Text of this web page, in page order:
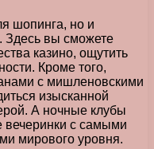
шопинга, но и
Здесь вы сможете
казино, ощутить
Кроме того,
с мишленовскими
изысканной
А ночные клубы
вечеринки с самыми
мирового уровня.